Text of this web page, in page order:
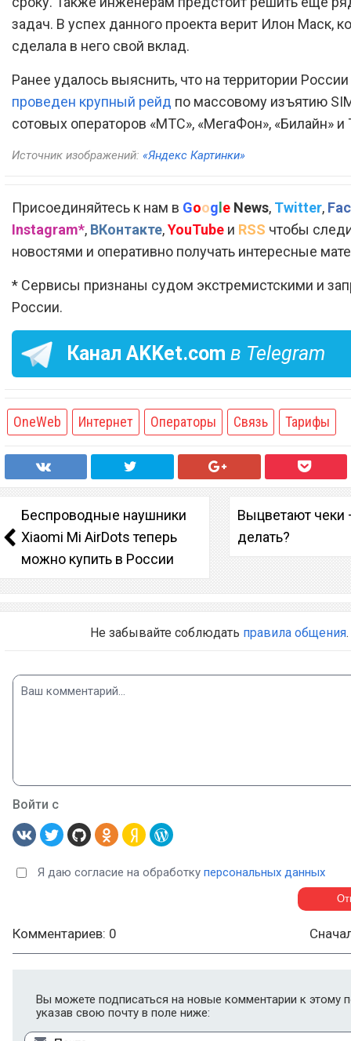
задач. В успех данного проекта верит Илон Маск,
сделала в него свой вклад.
Ранее удалось выяснить, что на территории
проведен крупный рейд по массовому изъятию
сотовых операторов «МТС», «МегаФон», «Билайн» и
Источник изображений: «Яндекс Картинки»
Присоединяйтесь к нам в Goog e News, Twitter,
Instagram*, ВКонтакте,YouTube и RSS чтобы
новостями и оперативно получать интересные
* Сервисы признаны судом экстремистскими и
России.
Канал AKKet.com в Telegram
OneWeb Интернет Операторы Связь Тарифы
Беспроводные наушники
Xiaomi Mi AirDots теперь
можно купить в России
Выцветают чеки
делать?
Не забывайте соблюдать правила общения.
Войти с
Я даю согласие на обработку персональных данных
Комментариев: 0
Вы можете подписаться на новые комментарии к этому
указав свою почту в поле ниже: